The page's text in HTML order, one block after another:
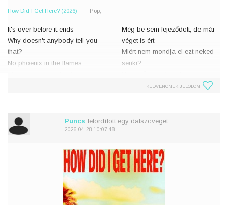
How Did I Get Here? (2026) Pop,
It's over before it ends
Why doesn't anybody tell you
that?
No phoenix in the flames
See how you look
In my ey
Még be sem fejeződött, de már
véget is ért
Miért nem mondja el ezt neked
senki?
Csak üres fényképek
Bárcsak képes lennél
KEDVENCNEK JELÖLÖM
Puncs lefordított egy dalszöveget.
2026-04-28 10:07:48